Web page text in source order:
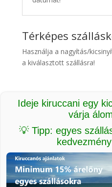
Térképes
Használja a nagyítás/
a kiválasztott szállásra!
Ideje kiruccani egy
várja
💡 Tipp: egyes